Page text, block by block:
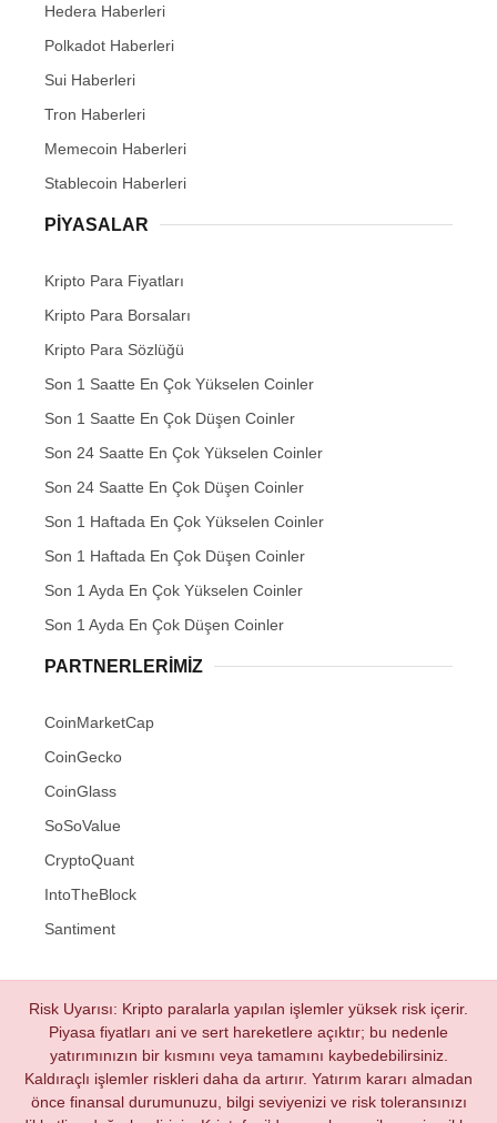
Hedera Haberleri
Polkadot Haberleri
Sui Haberleri
Tron Haberleri
Memecoin Haberleri
Stablecoin Haberleri
PIYASALAR
Kripto Para Fiyatları
Kripto Para Borsaları
Kripto Para Sözlüğü
Son 1 Saatte En Çok Yükselen Coinler
Son 1 Saatte En Çok Düşen Coinler
Son 24 Saatte En Çok Yükselen Coinler
Son 24 Saatte En Çok Düşen Coinler
Son 1 Haftada En Çok Yükselen Coinler
Son 1 Haftada En Çok Düşen Coinler
Son 1 Ayda En Çok Yükselen Coinler
Son 1 Ayda En Çok Düşen Coinler
PARTNERLERIMIZ
CoinMarketCap
CoinGecko
CoinGlass
SoSoValue
CryptoQuant
IntoTheBlock
Santiment
Risk Uyarısı: Kripto paralarla yapılan işlemler yüksek risk içerir.
Piyasa fiyatları ani ve sert hareketlere açıktır; bu nedenle
yatırımınızın bir kısmını veya tamamını kaybedebilirsiniz.
Kaldıraçlı işlemler riskleri daha da artırır. Yatırım kararı almadan
önce finansal durumunuzu, bilgi seviyenizi ve risk toleransınızı